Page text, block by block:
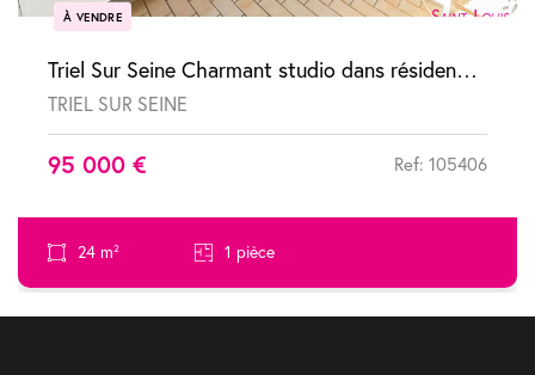
À VENDRE
Triel Sur Seine Charmant studio dans résidence à faibles charges
TRIEL SUR SEINE
95 000 € Ref: 105406
24 m² 1 pièce